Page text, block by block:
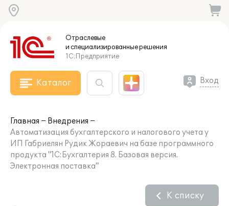
Отраслевые
и специализированныерешения
1С:Предприятие
Каталог Вход
Главная
Внедрения
Автоматизация бухгалтерского и налогового учета у
ИП Габриелян Рудик Жораевич на базе программного
продукта "1С:Бухгалтерия 8. Базовая версия.
Электронная поставка"
К списку